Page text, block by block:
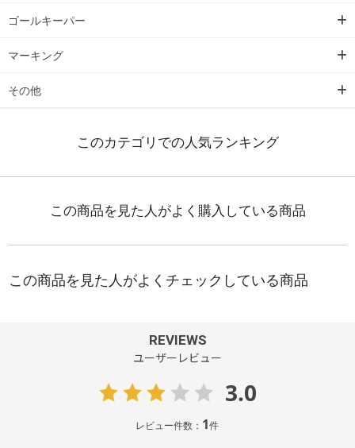
ゴールキーパー
マーキング
その他
REVIEWS
ユーザーレビュー
3.0
レビュー件数： 1件